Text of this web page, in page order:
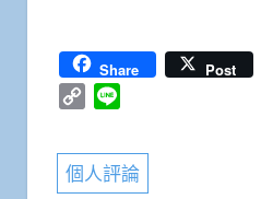
Share Post
Copy
個人評論